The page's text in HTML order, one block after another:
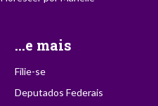
...e mais
Filie-se
Deputados Federais